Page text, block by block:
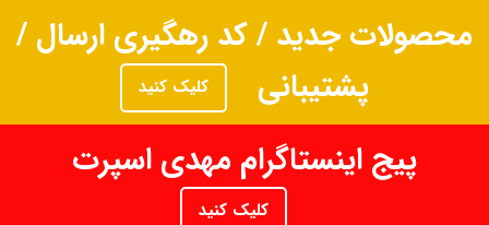
محصولات جدید / کد رهگیری ارسال /
پشتیبانی
کلیک کنید
پیج اینستاگرام مهدی اسپرت
کلیک کنید